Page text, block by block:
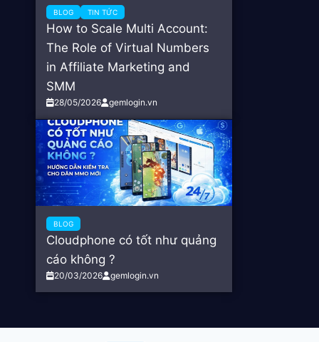
BLOG TIN TỨC
How to Scale Multi Account:
The Role of Virtual Numbers
in Affiliate Marketing and
SMM
28/05/2026 gemlogin.vn
BLOG
Cloudphone có tốt như quảng
cáo không ?
20/03/2026 gemlogin.vn